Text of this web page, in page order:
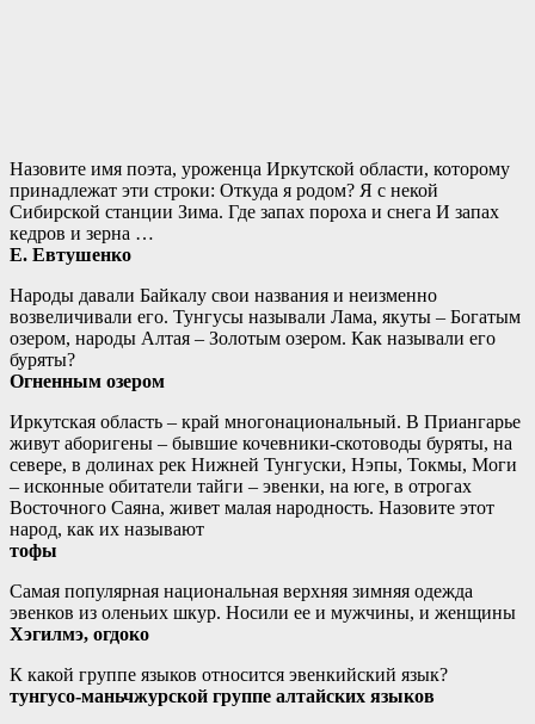
Назовите имя поэта, уроженца Иркутской области, которому
принадлежат эти строки: Откуда я родом? Я с некой
Сибирской станции Зима. Где запах пороха и снега И запах
кедров и зерна …
Е. Евтушенко
Народы давали Байкалу свои названия и неизменно
возвеличивали его. Тунгусы называли Лама, якуты – Богатым
озером, народы Алтая – Золотым озером. Как называли его
буряты?
Огненным озером
Иркутская область – край многонациональный. В Приангарье
живут аборигены – бывшие кочевники-скотоводы буряты, на
севере, в долинах рек Нижней Тунгуски, Нэпы, Токмы, Моги
– исконные обитатели тайги – эвенки, на юге, в отрогах
Восточного Саяна, живет малая народность. Назовите этот
народ, как их называют
тофы
Самая популярная национальная верхняя зимняя одежда
эвенков из оленьих шкур. Носили ее и мужчины, и женщины
Хэгилмэ, огдоко
К какой группе языков относится эвенкийский язык?
тунгусо-маньчжурской группе алтайских языков